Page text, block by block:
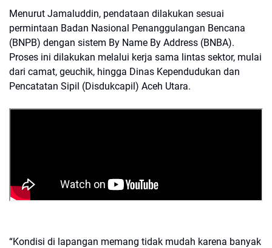
Menurut Jamaluddin, pendataan dilakukan sesuai
permintaan Badan Nasional Penanggulangan Bencana
(BNPB) dengan sistem By Name By Address (BNBA).
Proses ini dilakukan melalui kerja sama lintas sektor, mulai
dari camat, geuchik, hingga Dinas Kependudukan dan
Pencatatan Sipil (Disdukcapil) Aceh Utara.
“Kondisi di lapangan memang tidak mudah karena banyak